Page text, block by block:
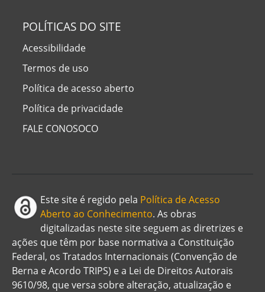
POLÍTICAS DO SITE
Acessibilidade
Termos de uso
Política de acesso aberto
Política de privacidade
FALE CONOSOCO
Este site é regido pela Política de Acesso
Aberto ao Conhecimento. As obras
digitalizadas neste site seguem as diretrizes e
ações que têm por base normativa a Constituição
Federal, os Tratados Internacionais (Convenção de
Berna e Acordo TRIPS) e a Lei de Direitos Autorais
9610/98, que versa sobre alteração, atualização e